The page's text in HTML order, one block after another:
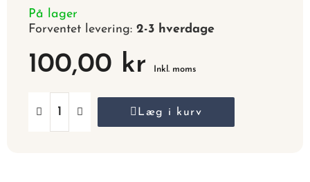
På lager
Forventet levering: 2-3 hverdage
100,00 kr Inkl. moms
Læg i kurv